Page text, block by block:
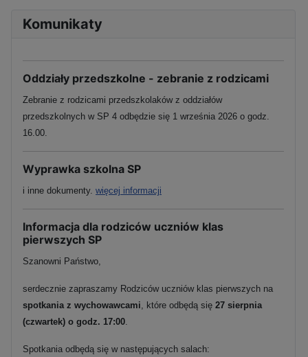
Komunikaty
Oddziały przedszkolne - zebranie z rodzicami
Zebranie z rodzicami przedszkolaków z oddziałów
przedszkolnych w SP 4 odbędzie się 1 września 2026 o godz.
16.00.
Wyprawka szkolna SP
i inne dokumenty. więcej informacji
Informacja dla rodziców uczniów klas
pierwszych SP
Szanowni Państwo,
serdecznie zapraszamy Rodziców uczniów klas pierwszych na
spotkania z wychowawcami, które odbędą się 27 sierpnia
(czwartek) o godz. 17:00.
Spotkania odbędą się w następujących salach: